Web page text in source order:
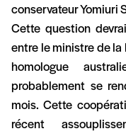
conservateur Yomiuri
Cette question
entre le ministre de la
homologue
probablement se
mois. Cette
récent